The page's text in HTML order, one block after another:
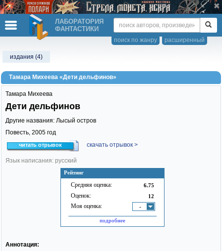
ЛАБОРАТОРИЯ
ФАНТАСТИКИ
расширенный
поиск по жанру
издания (4)
Тамара Михеева «Дети дельфинов»
Рейтинг
Средняя оценка: 6.75
Оценок: 12
Моя оценка: -
подробнее
Тамара Михеева
Дети дельфинов
Другие названия: Лысый остров
Повесть, 2005 год
читать отрывок скачать отрывок >
Язык написания: русский
Аннотация: